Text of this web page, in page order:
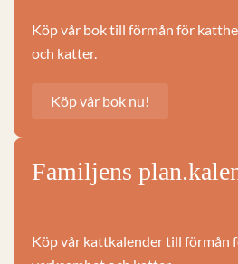
Köp vår bok till förmån för
och katter.
Köp vår bok nu!
Familjens
Köp vår kattkalender till förmån